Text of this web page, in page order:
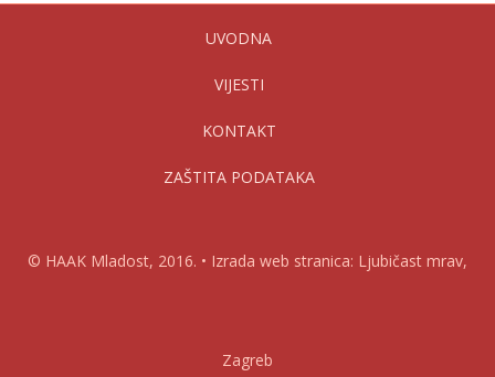
UVODNA
VIJESTI
KONTAKT
ZAŠTITA PODATAKA
© HAAK Mladost, 2016. • Izrada web stranica: Ljubičast mrav,
Zagreb